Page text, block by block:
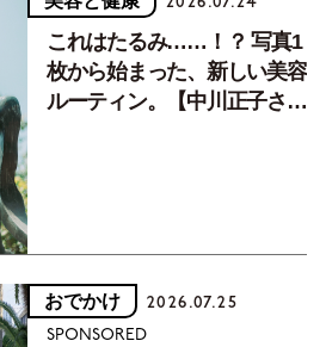
これはたるみ……！？ 写真1
枚から始まった、新しい美容
ルーティン。【中川正子さん
おでかけ 2026.07.25
SPONSORED